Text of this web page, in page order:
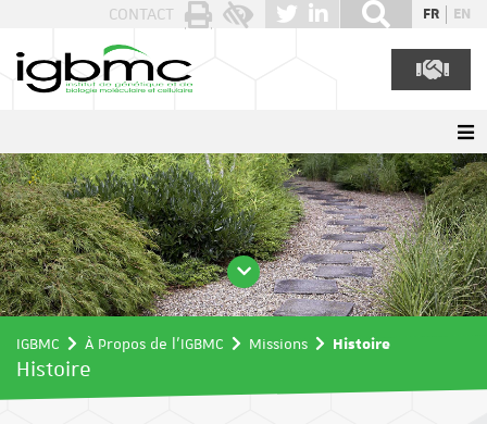
CONTACT FR EN
IGBMC À Propos de l'IGBMC Missions Histoire
Histoire
Panneau de gestion des cookies